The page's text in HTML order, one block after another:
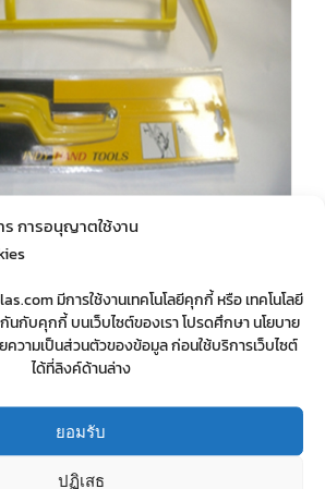
การอนุญาตใช้งาน
มีการใช้งานเทคโนโลยีคุกกี้ หรือ เทคโนโลยี
กับคุกกี้ บนเว็บไซต์ของเรา โปรดศึกษา นโยบาย
ความเป็นส่วนตัวของข้อมูล ก่อนใช้บริการเว็บไซต์
ได้ที่ลิงค์ด้านล่าง
ยอมรับ
ปฏิเสธ